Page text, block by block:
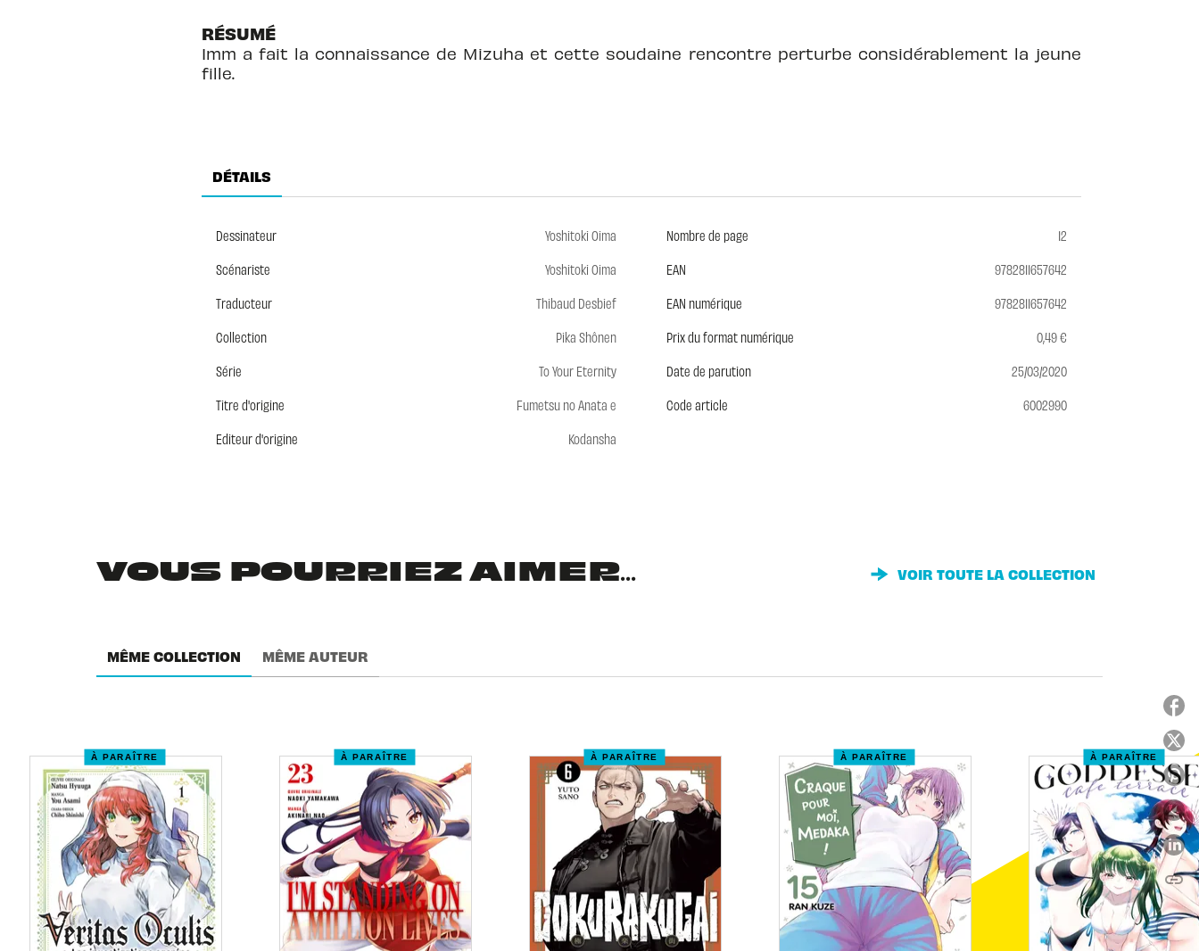
RÉSUMÉ
Imm a fait la connaissance de Mizuha et cette soudaine rencontre perturbe considérablement la jeune
fille.
DÉTAILS
Dessinateur
Yoshitoki Oima
Scénariste
Yoshitoki Oima
Traducteur
Thibaud Desbief
Collection
Pika Shônen
Série
To Your Eternity
Titre d'origine
Fumetsu no Anata e
Editeur d'origine
Kodansha
Nombre de page
12
EAN
9782811657642
EAN numérique
9782811657642
Prix du format numérique
0,49 €
Date de parution
25/03/2020
Code article
6002990
VOUS POURRIEZ AIMER... VOIR TOUTE LA COLLECTION
MÊME COLLECTION MÊME AUTEUR
À PARAÎTRE À PARAÎTRE À PARAÎTRE À PARAÎTRE À PARAÎTRE
link